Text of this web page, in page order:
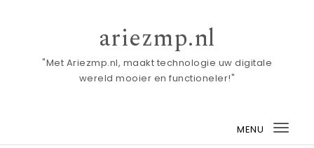
ariezmp.nl
"Met Ariezmp.nl, maakt technologie uw digitale
wereld mooier en functioneler!"
MENU